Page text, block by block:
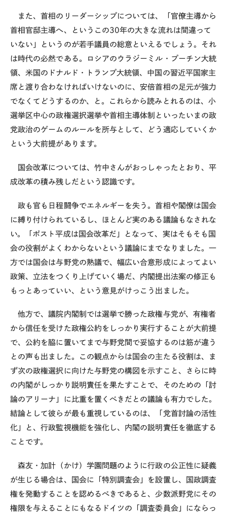
また、首相のリーダーシップについては、「官僚主導から
首相官邸主導へ、というこの30年の大きな流れは間違って
いない」というのが若手議員の総意といえるでしょう。それ
は時代の必然である。ロシアのウラジーミル・プーチン大統
領、米国のドナルド・トランプ大統領、中国の習近平国家主
席と渡り合わなければいけないのに、安倍首相の足元が強力
でなくてどうするのか、と。これらから読みとれるのは、小
選挙区中心の政権選択選挙や首相主導体制といったいまの政
党政治のゲームのルールを所与として、どう適応していくか
という大前提があります。
国会改革については、竹中さんがおっしゃったとおり、平
成改革の積み残しだという認識です。
政も官も日程闘争でエネルギーを失う。首相や閣僚は国会
に縛り付けられているし、ほとんど実のある議論もなされな
い。「ポスト平成は国会改革だ」となって、実はそもそも国
会の役割がよくわからないという議論にまでなりました。一
方では国会は与野党の熟議で、幅広い合意形成によってよい
政策、立法をつくり上げていく場だ、内閣提出法案の修正も
もっとあっていい、という意見がけっこう出ました。
他方で、議院内閣制では選挙で勝った政権与党が、有権者
から信任を受けた政権公約をしっかり実行することが大前提
で、公約を脇に置いてまで与野党間で妥協するのは筋が違う
との声も出ました。この観点からは国会の主たる役割は、ま
ず次の政権選択に向けた与野党の構図を示すこと、さらに時
の内閣がしっかり説明責任を果たすことで、そのための「討
論のアリーナ」に比重を置くべきだとの議論も有力でした。
結論として彼らが最も重視しているのは、「党首討論の活性
化」と、行政監視機能を強化し、内閣の説明責任を徹底する
ことです。
森友・加計（かけ）学園問題のように行政の公正性に疑義
が生じる場合は、国会に「特別調査会」を設置し、国政調査
権を発動することを認めるべきであると、少数派野党にその
権限を与えることにもなるドイツの「調査委員会」にならっ